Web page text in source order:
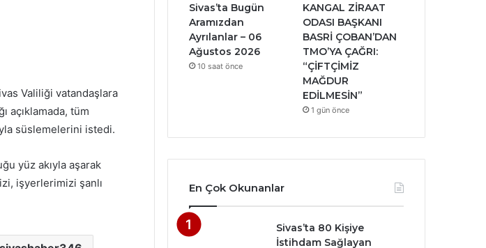
Valiliği vatandaşlara
açıklamada, tüm
süslemelerini istedi.
yüz akıyla aşarak
işyerlerimizi şanlı
Sivas’ta Bugün
Aramızdan
Ayrılanlar – 06
Ağustos 2026
10 saat önce
KANGAL ZİRAAT
ODASI BAŞKANI
BASRİ ÇOBAN’DAN
TMO’YA ÇAĞRI:
“ÇİFTÇİMİZ
MAĞDUR
EDİLMESİN”
1 gün önce
En Çok Okunanlar
Sivas’ta 80 Kişiye
İstihdam Sağlayan